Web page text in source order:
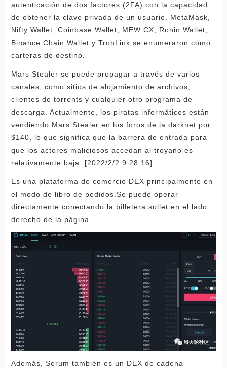
autenticación de dos factores (2FA) con la capacidad
de obtener la clave privada de un usuario. MetaMask,
Nifty Wallet, Coinbase Wallet, MEW CX, Ronin Wallet,
Binance Chain Wallet y TronLink se enumeraron como
carteras de destino.
Mars Stealer se puede propagar a través de varios
canales, como sitios de alojamiento de archivos,
clientes de torrents y cualquier otro programa de
descarga. Actualmente, los piratas informáticos están
vendiendo Mars Stealer en los foros de la darknet por
$140, lo que significa que la barrera de entrada para
que los actores maliciosos accedan al troyano es
relativamente baja. [2022/2/2 9:28:16]
Es una plataforma de comercio DEX principalmente en
el modo de libro de pedidos.Se puede operar
directamente conectando la billetera sollet en el lado
derecho de la página.
Además, Serum también es un DEX de cadena